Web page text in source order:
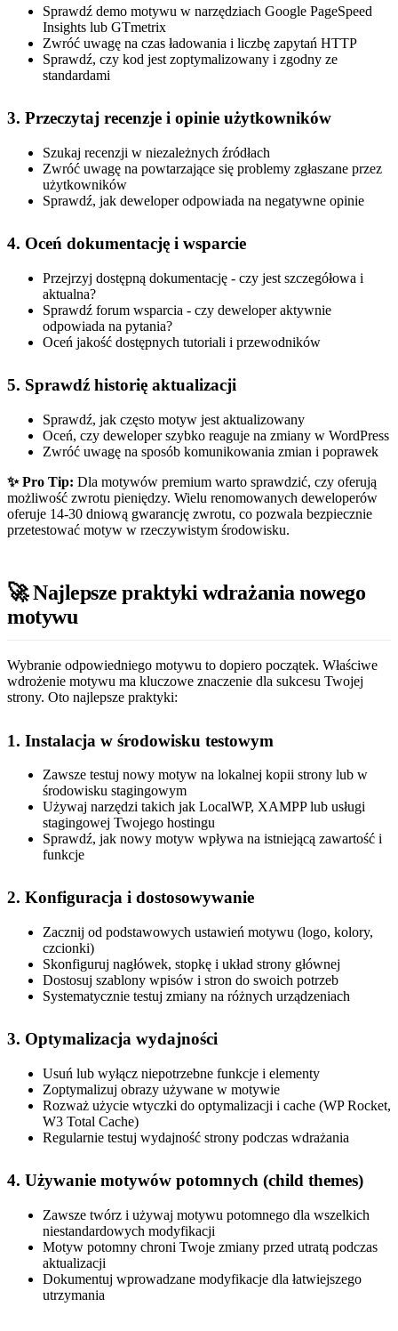
Sprawdź demo motywu w narzędziach Google PageSpeed
Insights lub GTmetrix
Zwróć uwagę na czas ładowania i liczbę zapytań HTTP
Sprawdź, czy kod jest zoptymalizowany i zgodny ze
standardami
3. Przeczytaj recenzje i opinie użytkowników
Szukaj recenzji w niezależnych źródłach
Zwróć uwagę na powtarzające się problemy zgłaszane przez
użytkowników
Sprawdź, jak deweloper odpowiada na negatywne opinie
4. Oceń dokumentację i wsparcie
Przejrzyj dostępną dokumentację - czy jest szczegółowa i
aktualna?
Sprawdź forum wsparcia - czy deweloper aktywnie
odpowiada na pytania?
Oceń jakość dostępnych tutoriali i przewodników
5. Sprawdź historię aktualizacji
Sprawdź, jak często motyw jest aktualizowany
Oceń, czy deweloper szybko reaguje na zmiany w WordPress
Zwróć uwagę na sposób komunikowania zmian i poprawek
✨ Pro Tip: Dla motywów premium warto sprawdzić, czy oferują
możliwość zwrotu pieniędzy. Wielu renomowanych deweloperów
oferuje 14-30 dniową gwarancję zwrotu, co pozwala bezpiecznie
przetestować motyw w rzeczywistym środowisku.
🚀 Najlepsze praktyki wdrażania nowego
motywu
Wybranie odpowiedniego motywu to dopiero początek. Właściwe
wdrożenie motywu ma kluczowe znaczenie dla sukcesu Twojej
strony. Oto najlepsze praktyki:
1. Instalacja w środowisku testowym
Zawsze testuj nowy motyw na lokalnej kopii strony lub w
środowisku stagingowym
Używaj narzędzi takich jak LocalWP, XAMPP lub usługi
stagingowej Twojego hostingu
Sprawdź, jak nowy motyw wpływa na istniejącą zawartość i
funkcje
2. Konfiguracja i dostosowywanie
Zacznij od podstawowych ustawień motywu (logo, kolory,
czcionki)
Skonfiguruj nagłówek, stopkę i układ strony głównej
Dostosuj szablony wpisów i stron do swoich potrzeb
Systematycznie testuj zmiany na różnych urządzeniach
3. Optymalizacja wydajności
Usuń lub wyłącz niepotrzebne funkcje i elementy
Zoptymalizuj obrazy używane w motywie
Rozważ użycie wtyczki do optymalizacji i cache (WP Rocket,
W3 Total Cache)
Regularnie testuj wydajność strony podczas wdrażania
4. Używanie motywów potomnych (child themes)
Zawsze twórz i używaj motywu potomnego dla wszelkich
niestandardowych modyfikacji
Motyw potomny chroni Twoje zmiany przed utratą podczas
aktualizacji
Dokumentuj wprowadzane modyfikacje dla łatwiejszego
utrzymania